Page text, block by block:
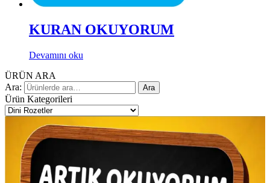
KURAN OKUYORUM
Devamını oku
ÜRÜN ARA
Ara:
Ara
Ürün Kategorileri